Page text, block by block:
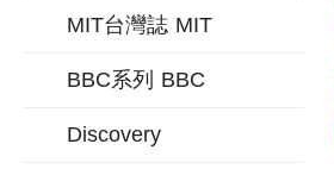
MIT台灣誌 MIT
BBC系列 BBC
Discovery